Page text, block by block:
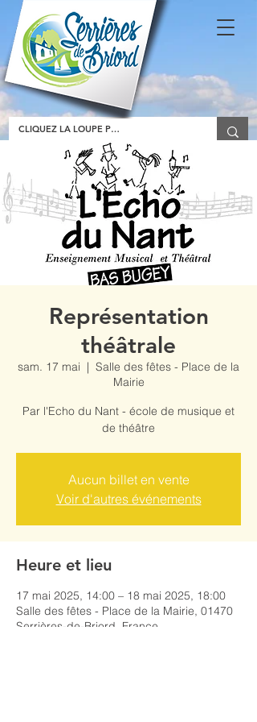
Représentation
théâtrale
sam. 17 mai
  |
Salle des fêtes - Place de la
Mairie
Par l'Echo du Nant - école de musique et
de théâtre
Aucun billet en vente
Voir d'autres événements
Heure et lieu
17 mai 2025, 14:00 – 18 mai 2025, 18:00
Salle des fêtes - Place de la Mairie, 01470
Serrières-de-Briord, France